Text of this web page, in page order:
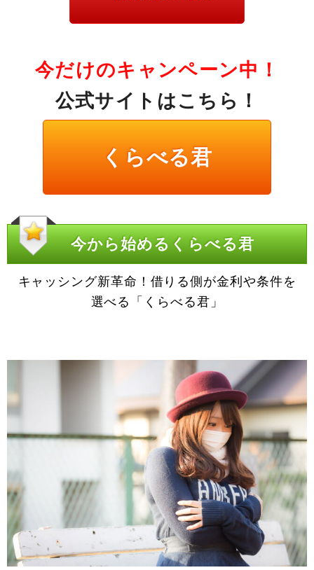
今だけのキャンペーン中！
公式サイトはこちら！
くらべる君
今から始めるくらべる君
キャッシング新革命！借りる側が金利や条件を
選べる「くらべる君」